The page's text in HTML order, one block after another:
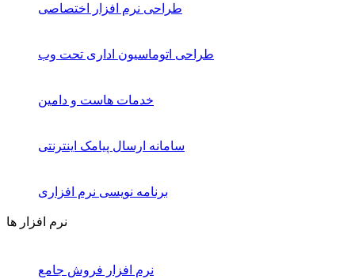
طراحی نرم افزار اختصاصی
طراحی اتوماسیون اداری تحت وب
خدمات هاست و دامین
سامانه ارسال پیامک اینترنتی
برنامه نویسی نرم افزاری
نرم افزار ها
نرم افزار فروش جامع